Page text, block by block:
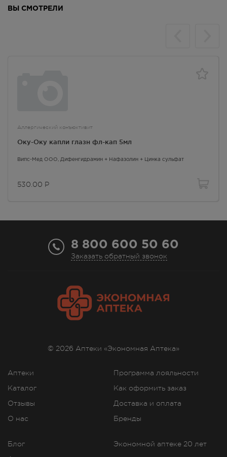
ВЫ СМОТРЕЛИ
Аллергический конъюктивит
Оку-Оку капли глазн фл-кап 5мл
Випс-Мед ООО, Дифенгидрамин + Нафазолин + Цинка сульфат
530.00 Р
8 800 600 50 60
Заказать обратный звонок
Аптеки
Каталог
Отзывы
О нас
Программа лояльности
Как оформить заказ
Доставка и оплата
Бренды
Блог
Экономной аптеке 20 лет
© 2026 Аптеки «Экономная Аптека»